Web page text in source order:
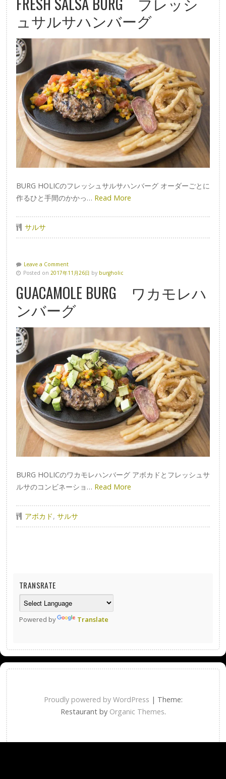
ュサルサハンバーグ
BURG HOLICのフレッシュサルサハンバーグ オーダーごとに
作るひと手間のかかっ… Read More
サルサ
Leave a Comment
Posted on 2017年11月26日 by burgholic
GUACAMOLE BURG ワカモレハ
ンバーグ
BURG HOLICのワカモレハンバーグ アボカドとフレッシュサ
ルサのコンビネーショ… Read More
アボカド, サルサ
TRANSRATE
Powered by Translate
Proudly powered by WordPress | Theme:
Restaurant by Organic Themes.